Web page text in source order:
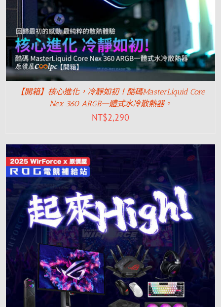
【開箱】核心進化，冷靜如初！酷碼MasterLiquid Core
Nex 360 ARGB一體式水冷散熱器。
NT$2,290